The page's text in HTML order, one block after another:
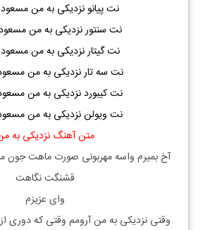
نت پیانو نزدیکی به من
نت سنتور نزدیکی به من
نت گیتار نزدیکی به من
نت سه تار نزدیکی به من
نت کیبورد نزدیکی به من
نت ویولن نزدیکی به من
متن آهنگ نزدیکی به
آخ بمیرم واسه مهربونی صورت ماهت جون
قشنگت نگاهت
وای عزیزم
وقتی نزدیکی به من آرومم وقتی که دوری